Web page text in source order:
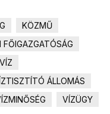
KÖZMŰ
ÁLLOMÁS
VÍZÜGY